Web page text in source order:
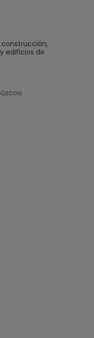
edificios de